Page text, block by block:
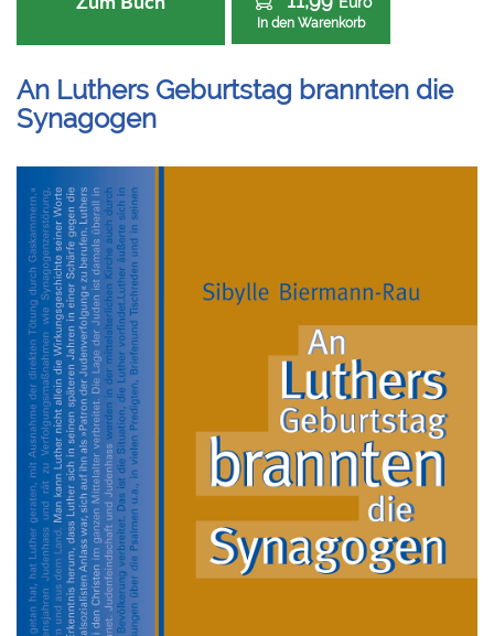
In den Warenkorb
An Luthers Geburtstag brannten die
Synagogen